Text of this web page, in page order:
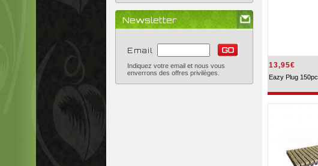
Newsletter
Email
Indiquez votre email et nous vous
enverrons des offres privilèges.
13,95€
Eazy Plug 150pc